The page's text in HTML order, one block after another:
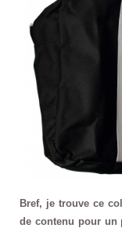
Bref, je trouve ce
de contenu pour un